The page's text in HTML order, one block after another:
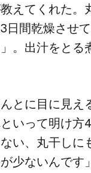
えてくれた。​
日間乾燥させ
」。​出汁を​と
んとに​目に​見
いって​明け
い、​丸干しに
少ないんです」